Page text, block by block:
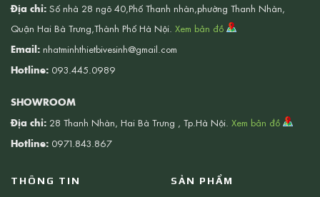
Địa chỉ: Số nhà 28 ngõ 40,Phố Thanh nhàn,phường Thanh Nhàn,
Quận Hai Bà Trưng,Thành Phố Hà Nội. Xem bản đồ
Email: nhatminhthietbivesinh@gmail.com
Hotline: 093.445.0989
SHOWROOM
Địa chỉ: 28 Thanh Nhàn, Hai Bà Trưng , Tp.Hà Nội. Xem bản đồ
Hotline: 0971.843.867
THÔNG TIN SẢN PHẨM